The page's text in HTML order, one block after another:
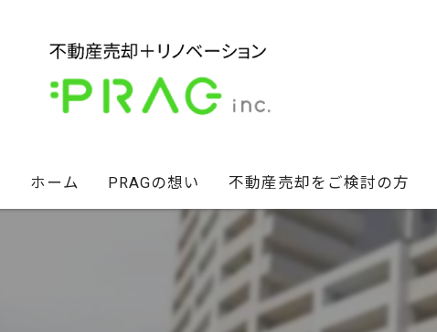
ホーム PRAGの想い
経営陣の想い
スタッフ紹介
不動産売却をご検討の方
不動産セカンドオピニオン
相続財産のお悩み解決術